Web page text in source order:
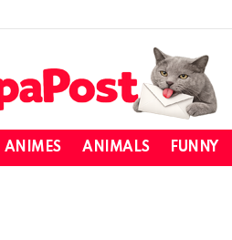
ANIMES ANIMALS FUNNY